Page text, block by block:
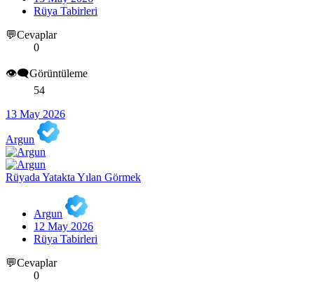
Rüya Tabirleri
💬Cevaplar
0
👁️‍🗨️Görüntüleme
54
13 May 2026
Argun
Rüyada Yatakta Yılan Görmek
Argun
12 May 2026
Rüya Tabirleri
💬Cevaplar
0